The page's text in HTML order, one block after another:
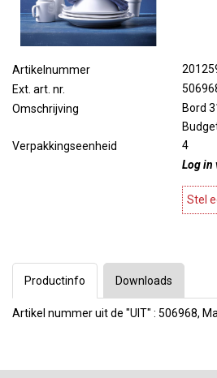
Artikelnummer
Ext. art. nr.
Omschrijving
Bord
Verpakkingseenheid
4
Log in
Stel
Productinfo
Artikel nummer uit de "UIT" : 506968,
Downloads